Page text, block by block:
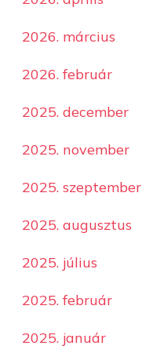
2026. március
2026. február
2025. december
2025. november
2025. szeptember
2025. augusztus
2025. július
2025. február
2025. január